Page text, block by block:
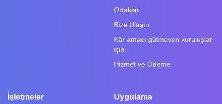
Ortaklar
Bize Ulaşın
Kâr amacı gütmeyen kuruluşlar
için
Hizmet ve Ödeme
İşletmeler Uygulama